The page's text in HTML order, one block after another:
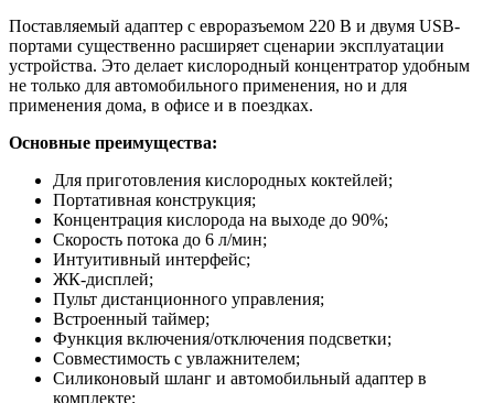
Поставляемый адаптер с евроразъемом 220 В и двумя USB-
портами существенно расширяет сценарии эксплуатации
устройства. Это делает кислородный концентратор удобным
не только для автомобильного применения, но и для
применения дома, в офисе и в поездках.
Основные преимущества:
Для приготовления кислородных коктейлей;
Портативная конструкция;
Концентрация кислорода на выходе до 90%;
Скорость потока до 6 л/мин;
Интуитивный интерфейс;
ЖК-дисплей;
Пульт дистанционного управления;
Встроенный таймер;
Функция включения/отключения подсветки;
Совместимость с увлажнителем;
Силиконовый шланг и автомобильный адаптер в
комплекте;